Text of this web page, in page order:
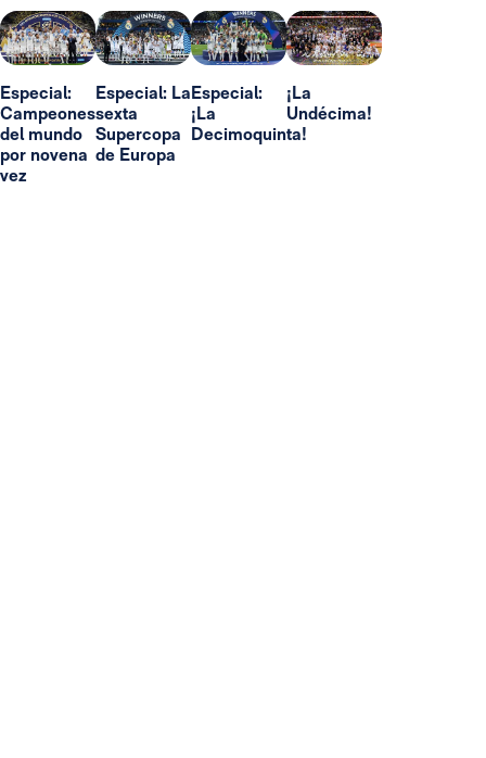
Especial:
Campeones
del mundo
por novena
vez
Especial: La
sexta
Supercopa
de Europa
Especial:
¡La
Decimoquinta!
¡La
Undécima!